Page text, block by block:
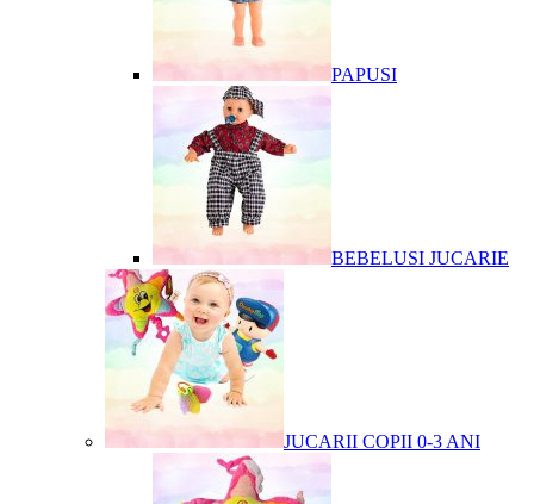
PAPUSI
BEBELUSI JUCARIE
JUCARII COPII 0-3 ANI